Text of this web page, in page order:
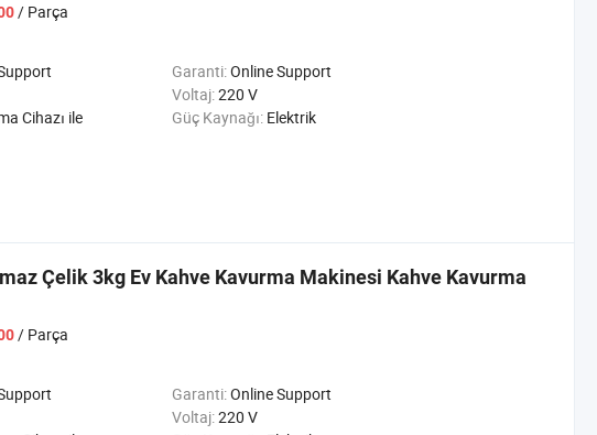
/ Parça
Garanti:Online Support
Voltaj:220 V
Cihazı ile Güç Kaynağı: Elektrik
Çelik 3kg Ev Kahve Kavurma Makinesi Kahve Kavurma
/ Parça
Garanti:Online Support
Voltaj:220 V